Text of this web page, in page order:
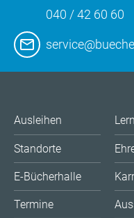
040 / 42 60 60
Ausleihen
Standorte
E-Bücherhalle
Termine